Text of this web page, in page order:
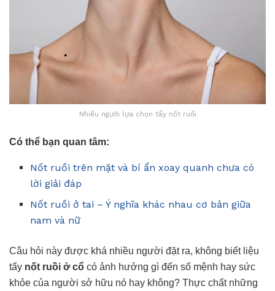
Nhiều người lựa chọn tẩy nốt ruồi
Có thể bạn quan tâm:
Nốt ruồi trên mặt và bí ẩn xoay quanh chưa có
lời giải đáp
Nốt ruồi ở tai – Ý nghĩa khác nhau cơ bản giữa
nam và nữ
Câu hỏi này được khá nhiều người đặt ra, không biết liệu
tẩy nốt ruồi ở cổ có ảnh hưởng gì đến số mệnh hay sức
khỏe của người sở hữu nó hay không? Thực chất những